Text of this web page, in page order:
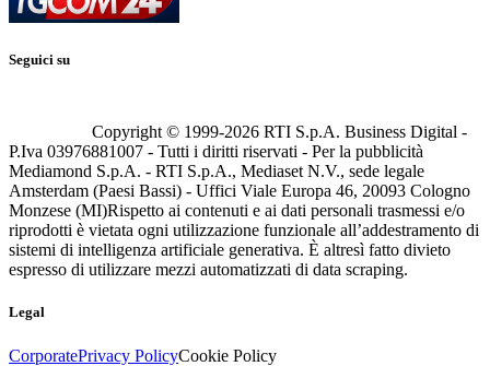
Seguici su
Copyright © 1999-2026 RTI S.p.A. Business Digital -
P.Iva 03976881007 - Tutti i diritti riservati - Per la pubblicità
Mediamond S.p.A. - RTI S.p.A., Mediaset N.V., sede legale
Amsterdam (Paesi Bassi) - Uffici Viale Europa 46, 20093 Cologno
Monzese (MI)Rispetto ai contenuti e ai dati personali trasmessi e/o
riprodotti è vietata ogni utilizzazione funzionale all’addestramento di
sistemi di intelligenza artificiale generativa. È altresì fatto divieto
espresso di utilizzare mezzi automatizzati di data scraping.
Legal
CorporatePrivacy PolicyCookie Policy